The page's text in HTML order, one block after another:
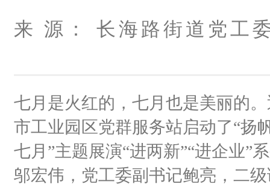
来 源： 长海路街道党
七月是火红的，七月也是美丽的
市工业园区党群服务站启动了“扬
七月”主题展演“进两新”“进企业”
邬宏伟，党工委副书记鲍亮，二